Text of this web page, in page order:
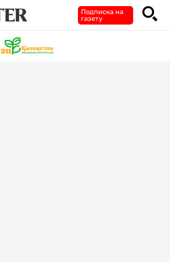
Подписка на
газету